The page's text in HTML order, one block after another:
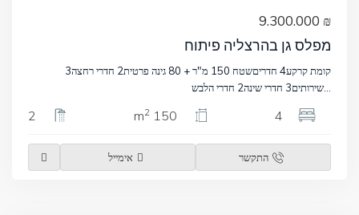
₪ 9.300.000
מפלס גן בהרצליה פיתוח
קומת קרקע4 חדריםשטח 150 מ"ר + 80 גינה פרטית2 חדרי רחצה3
שירותים3 חדרי שינה2 חדרי הלבש...
4
150 m
2
2
התקשר אימייל